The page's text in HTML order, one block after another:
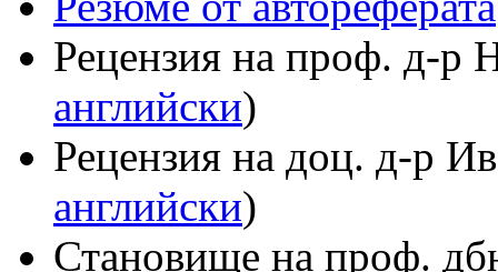
Рецензия на проф. д-р
английски)
Рецензия на доц. д-р
английски)
Становище на проф.